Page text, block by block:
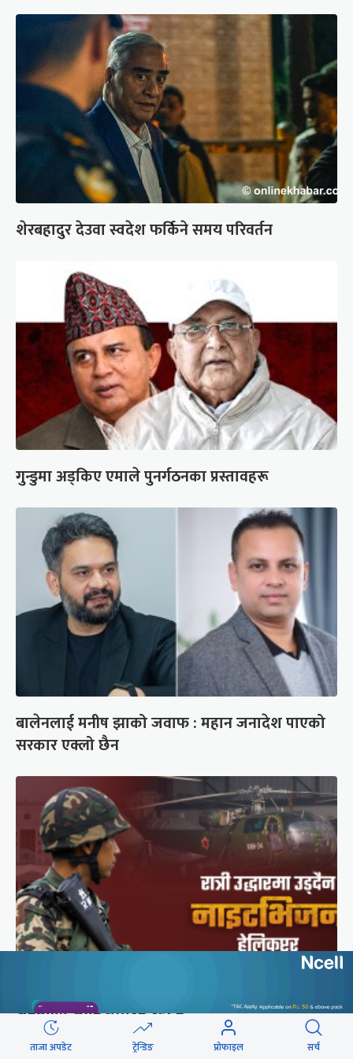
शेरबहादुर देउवा स्वदेश फर्किने समय परिवर्तन
गुन्डुमा अड्किए एमाले पुनर्गठनका प्रस्तावहरू
बालेनलाई मनीष झाको जवाफ : महान जनादेश पाएको
सरकार एक्लो छैन
सेनाको नाइटभिजन हेलिकप्टर : भीआईपीका लागि उड्छ,
जनताको ज्यान बचाउन उड्दैन
ताजा अपडेट ट्रेन्डिङ प्रोफाइल सर्च